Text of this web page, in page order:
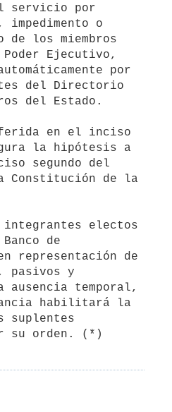
servicio por
impedimento o
de los miembros
Ejecutivo,
por
del Directorio
del Estado.
en el inciso
la hipótesis a
segundo del
Constitución de la
electos
de
representación de
pasivos y
temporal,
habilitará la
suplentes
su orden. (*)